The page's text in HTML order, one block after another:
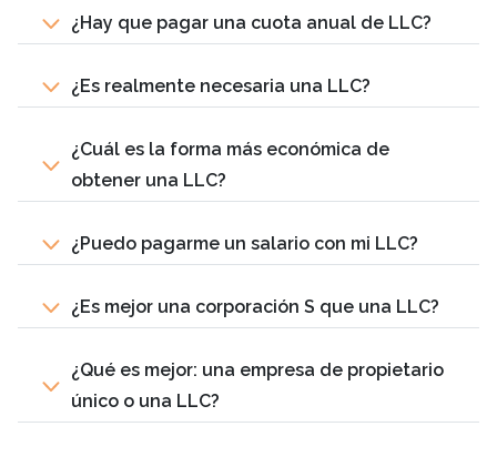
¿Hay que pagar una cuota anual de LLC?
¿Es realmente necesaria una LLC?
¿Cuál es la forma más económica de
obtener una LLC?
¿Puedo pagarme un salario con mi LLC?
¿Es mejor una corporación S que una LLC?
¿Qué es mejor: una empresa de propietario
único o una LLC?